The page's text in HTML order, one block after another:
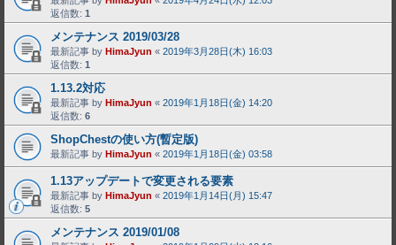
返信数: 1
メンテナンス 2019/03/28
最新記事 by HimaJyun « 2019年3月28日(木) 16:03
返信数: 1
1.13.2対応
最新記事 by HimaJyun « 2019年1月18日(金) 14:20
返信数: 6
ShopChestの使い方(暫定版)
最新記事 by HimaJyun « 2019年1月18日(金) 03:58
1.13アップデートで変更される要素
最新記事 by HimaJyun « 2019年1月14日(月) 15:47
返信数: 5
メンテナンス 2019/01/08